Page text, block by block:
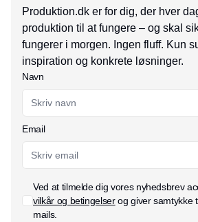
Produktion.dk er for dig, der hver
produktion til at fungere – og skal
fungerer i morgen. Ingen fluff. Kun
inspiration og konkrete løsninger.
Navn
Email
Ved at tilmelde dig vores nyhedsbrev
vilkår og betingelserog giver samtykke
mails.